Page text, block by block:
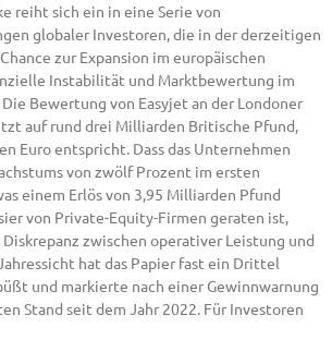
reiht sich ein in eine Serie von
globaler Investoren, die in der derzeitigen
zur Expansion im europäischen
Instabilität und Marktbewertung im
Bewertung von Easyjet an der Londoner
auf rund drei Milliarden Britische Pfund,
Euro entspricht. Dass das Unternehmen
von zwölf Prozent im ersten
einem Erlös von 3,95 Milliarden Pfund
von Private-Equity-Firmen geraten ist,
zwischen operativer Leistung und
hat das Papier fast ein Drittel
und markierte nach einer Gewinnwarnung
Stand seit dem Jahr 2022. Für Investoren